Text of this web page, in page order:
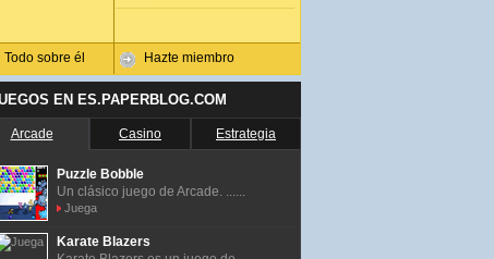
Todo sobre él Hazte miembro
EN ES.PAPERBLOG.COM
Arcade Casino Estrategia
Puzzle Bobble
Un clásico juego de Arcade. ......
Juega
Karate Blazers